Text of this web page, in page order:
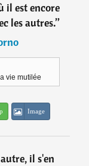
il est encore
les autres.”
vie mutilée
Image
il s'en